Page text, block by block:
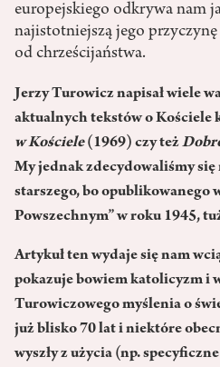
europejskiego odkrywa nam
najistotniejszą jego
od chrześcijaństwa.
Jerzy Turowicz napisał wiele
aktualnych tekstów o Kościele
w Kościele(1969) czy też
My jednak zdecydowaliśmy
starszego, bo opublikowanego
Powszechnym” w roku 1945,
Artykuł ten wydaje się nam
pokazuje bowiem katolicyzm i
Turowiczowego myślenia o
już blisko 70 lat i niektóre
wyszły z użycia (np.